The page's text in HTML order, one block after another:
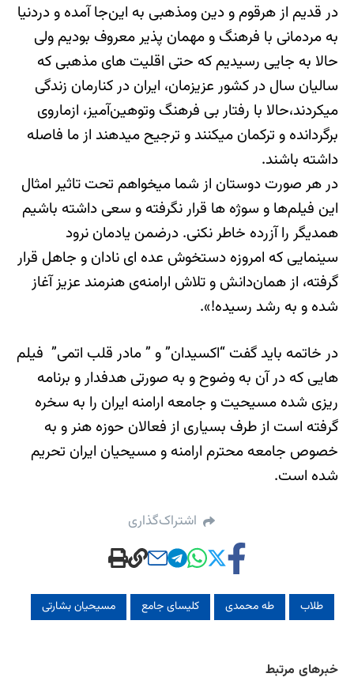
در قدیم از هرقوم و دین ومذهبی به این‌جا آمده و دردنیا
به مردمانی با فرهنگ و مهمان پذیر معروف بودیم ولی
حالا به جایی رسیدیم که‌ حتی اقلیت های مذهبی که
سالیان‌ سال در کشور عزیزمان، ایران در کنارمان زندگی
میکردند،حالا با رفتار بی فرهنگ وتوهین‌آمیز، ازماروی
برگردانده و ترکمان میکنند و ترجیح میدهند از ما فاصله
داشته باشند.
در هر صورت دوستان از شما میخواهم تحت تاثیر امثال
این فیلم‌ها و سوژه ها قرار نگرفته و سعی داشته باشیم
همدیگر را آزرده خاطر نکنی. درضمن یادمان نرود
سینمایی که امروزه دستخوش عده ای نادان و جاهل قرار
گرفته، از همان‌دانش و تلاش ارامنه‌ی هنرمند عزیز آغاز
شده و به رشد رسیده!».
در خاتمه باید گفت “اکسیدان” و ” مادر قلب اتمی” فیلم
هایی که در آن به وضوح و به صورتی هدفدار و برنامه
ریزی شده مسیحیت و جامعه ارامنه ایران را به سخره
گرفته است از طرف بسیاری از فعالان حوزه هنر و به
خصوص جامعه محترم ارامنه و مسیحیان ایران تحریم
شده است.
اشتراک‌گذاری
طلاب طه محمدی کلیسای جامع مسیحیان بشارتی
خبرهای مرتبط